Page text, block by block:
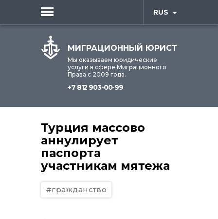
RUS
МИГРАЦИОННЫЙ ЮРИСТ
Мы оказываем юридические
услуги в сфере Миграционного
Права с 2009 года.
+7 812 903-00-99
Турция массово
аннулирует
паспорта
участникам мятежа
#гражданство